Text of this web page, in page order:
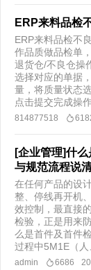
ERP来料品检
ERP来料品检不
作品质做品检单
退货仓/不良仓操
选择对应的单据
量，将质量状态
点击提交完成操
814877518
[企业管理]什
与规范流程说
在任何产品的设
整、停线再开机
效控制，最直接
检验，正是用来
么是首件及首件
过程中5M1E（人
admin 6686